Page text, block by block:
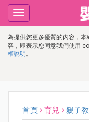
為提供您更多優質的內容，
容，即表示您同意我們使用
權說明 。
Toggle
navigation
首頁 育兒 親子